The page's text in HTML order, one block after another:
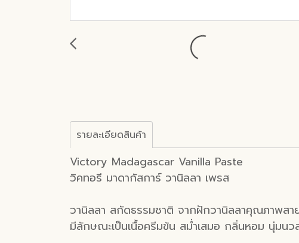
รายละเอียดสินค้า
Victory Madagascar Vanilla Paste
วิคทอรี มาดากัสการ์ วานิลลา เพรส
วานิลลา สกัดธรรมชาติ จากฝักวานิลลาคุณภาพส
มีลักษณะเป็นเนื้อครีมข้น สม่ำเสมอ กลิ่นหอม นุ่มน